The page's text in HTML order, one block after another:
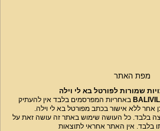
מפת האתר
באחריות המפרסמים בלבד אין להעתיק
אחר ללא אישור בכתב מפורטל בא לי וילה.
בלבד. כל העושה שימוש באתר זה עושה זאת על
בלבד. אין האתר אחראי לתוצאות